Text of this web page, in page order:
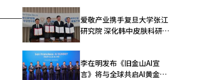
爱敬产业携手复旦大学张江
研究院 深化韩中皮肤科研合
李在明发布《旧金山AI宣
言》将与全球共启AI黄金时